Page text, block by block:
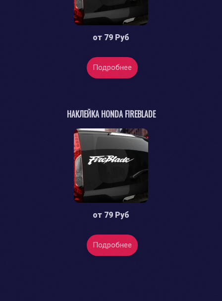
от 79 Руб
Подробнее
НАКЛЕЙКА HONDA FIREBLADE
от 79 Руб
Подробнее